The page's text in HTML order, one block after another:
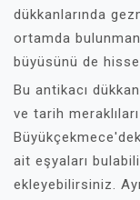
dükkanlarında
ortamda
büyüsünü de
Bu antikacı
ve tarih
ait eşyaları
ekleyebilirsiniz.